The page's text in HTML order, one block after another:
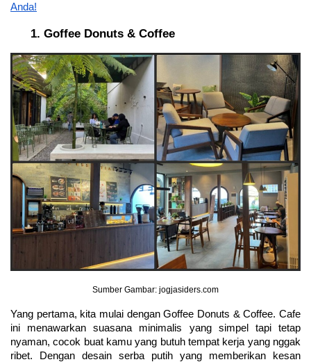
Anda!
Goffee Donuts & Coffee
Sumber Gambar: jogjasiders.com
Yang pertama, kita mulai dengan Goffee Donuts & Coffee. Cafe
ini menawarkan suasana minimalis yang simpel tapi tetap
nyaman, cocok buat kamu yang butuh tempat kerja yang nggak
ribet. Dengan desain serba putih yang memberikan kesan